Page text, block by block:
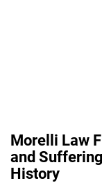
Morelli Law
and
History